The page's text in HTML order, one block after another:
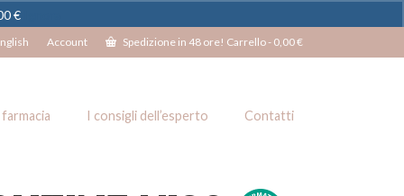
Account Spedizione in 48 ore! Carrello- 0,00€
I consigli dell’esperto Contatti
€